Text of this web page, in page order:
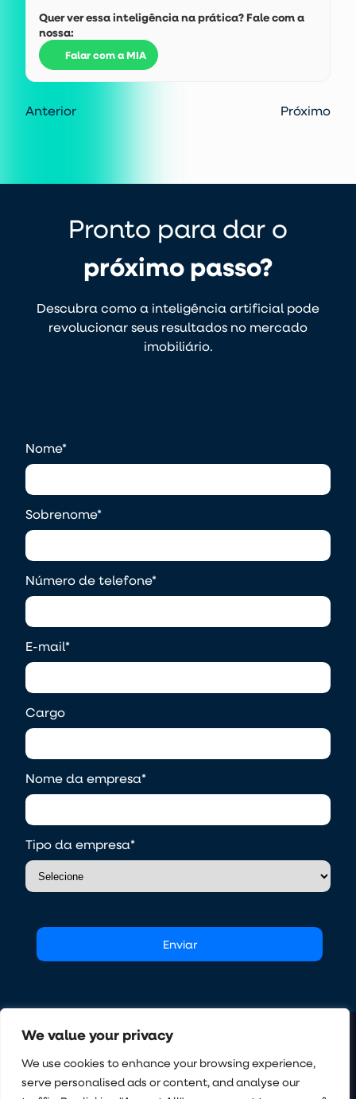
We value your privacy
We use cookies to enhance your browsing experience,
serve personalised ads or content, and analyse our
Quer ver essa inteligência na prática? Fale com a
nossa:
Falar com a MIA
Anterior Próximo
Pronto para dar o
próximo passo?
Descubra como a inteligência artificial pode
revolucionar seus resultados no mercado
imobiliário.
Nome*
Sobrenome*
Número de telefone*
E-mail*
Cargo
Nome da empresa*
Tipo da empresa*
O Sistema Operacional da Incorporação
ECOSSISTEMA
LEGAL CONTATO